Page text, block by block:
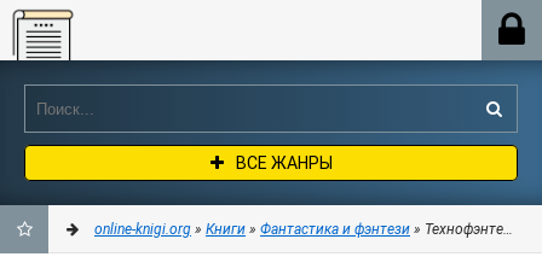
Online-knigi.org
ВСЕ ЖАНРЫ
online-knigi.org » Книги » Фантастика и фэнтези » Технофэнтези